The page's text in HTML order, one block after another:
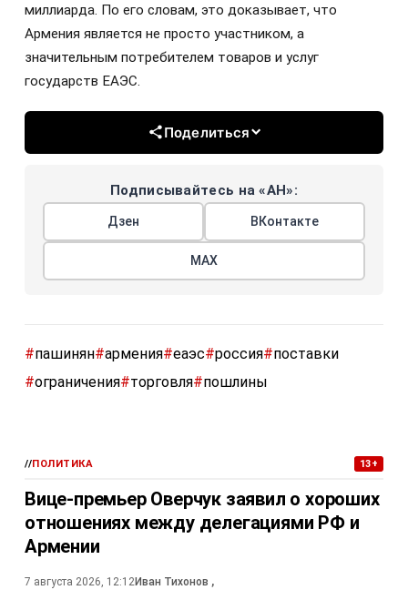
миллиарда. По его словам, это доказывает, что
Армения является не просто участником, а
значительным потребителем товаров и услуг
государств ЕАЭС.
Поделиться
Подписывайтесь на «АН»:
Дзен ВКонтакте
МАХ
#пашинян#армения#еаэс#россия#поставки
#ограничения#торговля#пошлины
//ПОЛИТИКА 13+
Вице-премьер Оверчук заявил о хороших
отношениях между делегациями РФ и
Армении
7 августа 2026, 12:12Иван Тихонов ,